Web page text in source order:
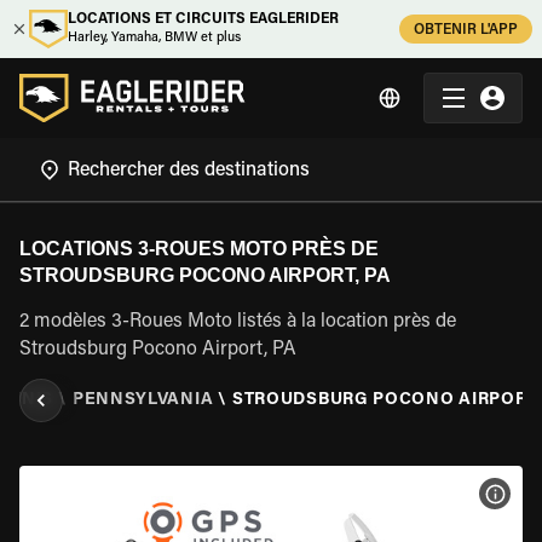
LOCATIONS ET CIRCUITS EAGLERIDER
Harley, Yamaha, BMW et plus
OBTENIR L'APP
LOCATIONS 3-ROUES MOTO PRÈS DE
STROUDSBURG POCONO AIRPORT, PA
2 modèles 3-Roues Moto listés à la location près de
Stroudsburg Pocono Airport, PA
UNIS \ PENNSYLVANIA \ STROUDSBURG POCONO